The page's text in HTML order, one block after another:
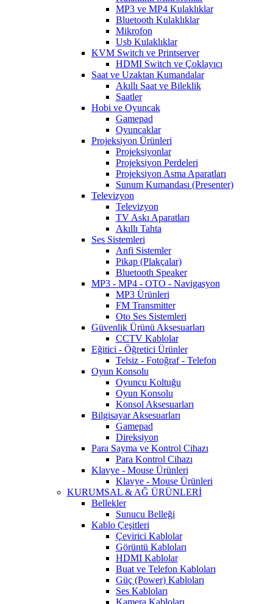
MP3 ve MP4 Kulaklıklar
Bluetooth Kulaklıklar
Mikrofon
Usb Kulaklıklar
KVM Switch ve Printserver
HDMI Switch ve Çoklayıcı
Saat ve Uzaktan Kumandalar
Akıllı Saat ve Bileklik
Saatler
Hobi ve Oyuncak
Gamepad
Oyuncaklar
Projeksiyon Ürünleri
Projeksiyonlar
Projeksiyon Perdeleri
Projeksiyon Asma Aparatları
Sunum Kumandası (Presenter)
Televizyon
Televizyon
TV Askı Aparatları
Akıllı Tahta
Ses Sistemleri
Anfi Sistemler
Pikap (Plakçalar)
Bluetooth Speaker
MP3 - MP4 - OTO - Navigasyon
MP3 Ürünleri
FM Transmitter
Oto Ses Sistemleri
Güvenlik Ürünü Aksesuarları
CCTV Kablolar
Eğitici - Öğretici Ürünler
Telsiz - Fotoğraf - Telefon
Oyun Konsolu
Oyuncu Koltuğu
Oyun Konsolu
Konsol Aksesuarları
Bilgisayar Aksesuarları
Gamepad
Direksiyon
Para Sayma ve Kontrol Cihazı
Para Kontrol Cihazı
Klavye - Mouse Ürünleri
Klavye - Mouse Ürünleri
KURUMSAL & AĞ ÜRÜNLERİ
Bellekler
Sunucu Belleği
Kablo Çeşitleri
Çevirici Kablolar
Görüntü Kabloları
HDMI Kablolar
Buat ve Telefon Kabloları
Güç (Power) Kabloları
Ses Kabloları